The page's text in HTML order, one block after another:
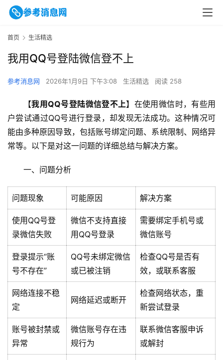
首页 生活精选
我用QQ号登陆微信登不上
参考消息网 2026年1月9日 下午3:08 生活精选 阅读 258
【我用QQ号登陆微信登不上】在使用微信时，有些用
户尝试通过QQ号进行登录，却发现无法成功。这种情况可
能由多种原因导致，包括账号绑定问题、系统限制、网络异
常等。以下是对这一问题的详细总结与解决方案。
一、问题分析
问题现象 可能原因 解决方案
使用QQ号登
录微信失败
微信不支持直接
用QQ号登录
需要绑定手机号或
微信账号
登录提示“账
号不存在”
QQ号未绑定微信
或已被注销
检查QQ号是否有
效，或联系客服
网络连接不稳
定
网络延迟或断开
检查网络状态，重
新尝试登录
账号被封禁或
异常
微信账号存在违
规行为
联系微信客服申诉
或解封